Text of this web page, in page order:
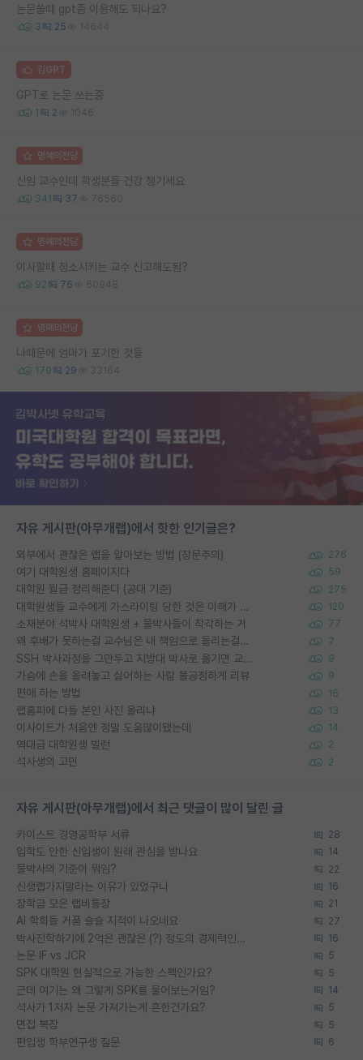
논문쓸때 gpt좀 이용해도 되나요?
3 25 14644
김GPT
GPT로 논문 쓰는중
1 2 1046
명예의전당
신임 교수인데 학생분들 건강 챙기세요
341 37 76560
명예의전당
이사할때 청소시키는 교수 신고해도됨?
92 76 60948
명예의전당
나때문에 엄마가 포기한 것들
179 29 33164
자유 게시판(아무개랩)에서 핫한 인기글은?
외부에서 괜찮은 랩을 알아보는 방법 (장문주의) 276
여기 대학원생 홈페이지다 59
대학원 월급 정리해준다 (공대 기준) 275
대학원생들 교수에게 가스라이팅 당한 것은 이해가 갑니다. 안타깝네요. 120
소재분야 석박사 대학원생 + 물박사들이 착각하는 거 77
왜 후배가 못하는걸 교수님은 내 책임으로 돌리는걸까요? 7
SSH 박사과정을 그만두고 지방대 박사로 옮기면 교수의 꿈은 끝일까요? 9
가슴에 손을 올려놓고 싫어하는 사람 불공정하게 리뷰 9
편애 하는 방법 16
랩홈피에 다들 본인 사진 올리냐 13
이사이트가 처음엔 정말 도움많이됐는데 14
역대급 대학원생 빌런 2
석사생의 고민 2
자유 게시판(아무개랩)에서 최근 댓글이 많이 달린 글
카이스트 경영공학부 서류 28
입학도 안한 신입생이 원래 관심을 받나요 14
물박사의 기준이 뭐임? 22
신생랩가지말라는 이유가 있었구나 16
장학금 모은 랩비통장 21
AI 학회들 거품 슬슬 지적이 나오네요 27
박사진학하기에 2억은 괜찮은 (?) 정도의 경제력인가요 16
논문 IF vs JCR 5
SPK 대학원 현실적으로 가능한 스펙인가요? 5
근데 여기는 왜 그렇게 SPK를 물어보는거임? 14
석사가 1저자 논문 가져가는게 흔한건가요? 5
면접 복장 5
편입생 학부연구생 질문 6